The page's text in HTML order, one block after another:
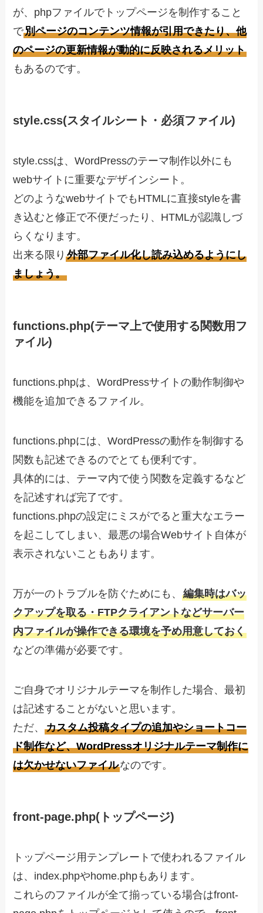
が、phpファイルでトップページを制作すること
で別ページのコンテンツ情報が引用できたり、他
のページの更新情報が動的に反映されるメリット
もあるのです。
style.css(スタイルシート・必須ファイル)
style.cssは、WordPressのテーマ制作以外にも
webサイトに重要なデザインシート。
どのようなwebサイトでもHTMLに直接styleを書
き込むと修正で不便だったり、HTMLが認識しづ
らくなります。
出来る限り外部ファイル化し読み込めるようにし
ましょう。
functions.php(テーマ上で使用する関数用フ
ァイル)
functions.phpは、WordPressサイトの動作制御や
機能を追加できるファイル。
functions.phpには、WordPressの動作を制御する
関数も記述できるのでとても便利です。
具体的には、テーマ内で使う関数を定義するなど
を記述すれば完了です。
functions.phpの設定にミスがでると重大なエラー
を起こしてしまい、最悪の場合Webサイト自体が
表示されないこともあります。
万が一のトラブルを防ぐためにも、編集時はバッ
クアップを取る・FTPクライアントなどサーバー
内ファイルが操作できる環境を予め用意しておく
などの準備が必要です。
ご自身でオリジナルテーマを制作した場合、最初
は記述することがないと思います。
ただ、カスタム投稿タイプの追加やショートコー
ド制作など、WordPressオリジナルテーマ制作に
は欠かせないファイルなのです。
front-page.php(トップページ)
トップページ用テンプレートで使われるファイル
は、index.phpやhome.phpもあります。
これらのファイルが全て揃っている場合はfront-